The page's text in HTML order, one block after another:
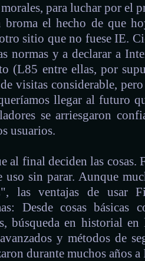
para luchar por el
broma el hecho de que
sitio que no fuese IE.
normas y a declarar a
(L85 entre ellas, por
visitas considerable,
llegar al futuro
se arriesgaron
usuarios.
al final deciden las cosas.
uso sin parar. Aunque
las ventajas de usar
Desde cosas básicas
búsqueda en historial en
y métodos de
durante muchos años a